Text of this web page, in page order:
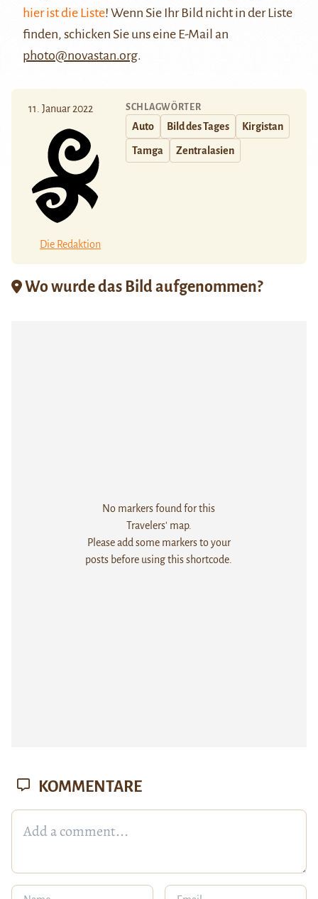
hier ist die Liste! Wenn Sie Ihr Bild nicht in der Liste
finden, schicken Sie uns eine E-Mail an
photo@novastan.org.
11. Januar 2022
Die Redaktion
SCHLAGWÖRTER
Auto Bild des Tages Kirgistan
Tamga Zentralasien
Wo wurde das Bild aufgenommen?
No markers found for this
Travelers' map.
Please add some markers to your
posts before using this shortcode.
KOMMENTARE